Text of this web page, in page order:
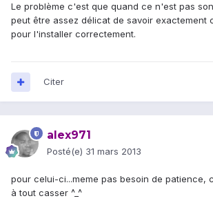
Le problème c'est que quand ce n'est pas
peut être assez délicat de savoir exactement
pour l'installer correctement.
Citer
alex971
Posté(e) 31 mars 2013
pour celui-ci...meme pas besoin de patience,
à tout casser ^_^